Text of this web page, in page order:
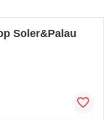
Soler&Palau